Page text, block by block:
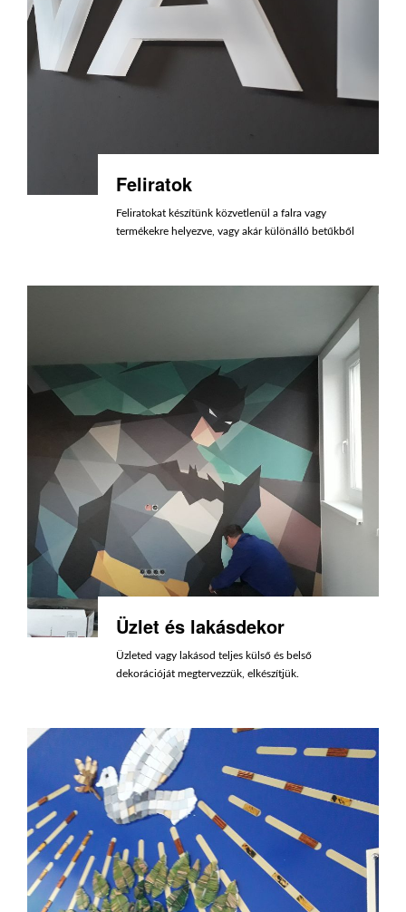
Feliratok
Feliratokat készítünk közvetlenül a falra vagy
termékekre helyezve, vagy akár különálló betűkből
Üzlet és lakásdekor
Üzleted vagy lakásod teljes külső és belső
dekorációját megtervezzük, elkészítjük.